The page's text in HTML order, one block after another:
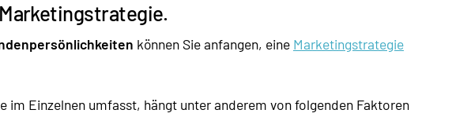
können Sie anfangen, eine Marketingstrategie
im Einzelnen umfasst, hängt unter anderem von folgenden Faktoren